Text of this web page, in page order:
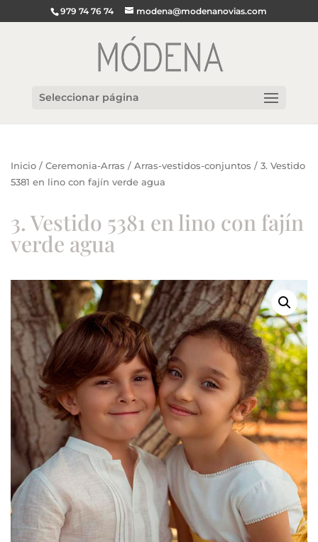
979 74 76 74 modena@modenanovias.com
Seleccionar página
Inicio / Ceremonia-Arras / Arras-vestidos-conjuntos / 3. Vestido
5381 en lino con fajín verde agua
3. Vestido 5381 en lino con fajín
verde agua